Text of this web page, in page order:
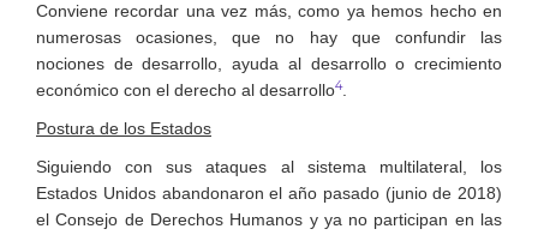
Conviene recordar una vez más, como ya hemos hecho en
numerosas ocasiones, que no hay que confundir las
nociones de desarrollo, ayuda al desarrollo o crecimiento
económico con el derecho al desarrollo4.
Postura de los Estados
Siguiendo con sus ataques al sistema multilateral, los
Estados Unidos abandonaron el año pasado (junio de 2018)
el Consejo de Derechos Humanos y ya no participan en las